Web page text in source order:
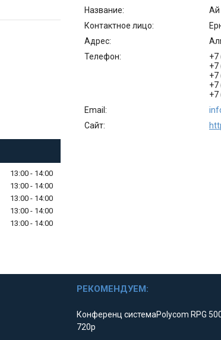
Ай
+7
+7
+7
+7
+7
13:00
14:00
13:00
14:00
13:00
14:00
13:00
14:00
13:00
14:00
РЕКОМЕНДУЕМ:
Конференц системаPolycom RPG
720p